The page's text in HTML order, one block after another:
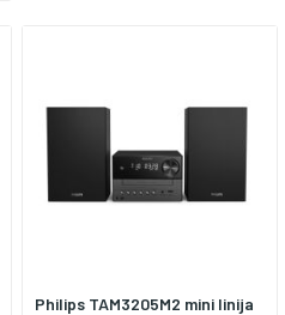
Philips TAM3205M2 mini linija